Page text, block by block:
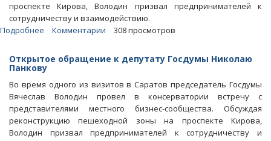
проспекте Кирова, Володин призвал предпринимателей к
сотрудничеству и взаимодействию.
Подробнее
Малетин:
Слова
про
«вы
это
сперли»
относятся
Комментарии 308 просмотров
Открытое обращение к депутату Госдумы Николаю
Панкову
Во время одного из визитов в Саратов председатель Госдумы
Вячеслав Володин провел в консерватории встречу с
представителями местного бизнес-сообщества. Обсуждая
реконструкцию пешеходной зоны на проспекте Кирова,
Володин призвал предпринимателей к сотрудничеству и